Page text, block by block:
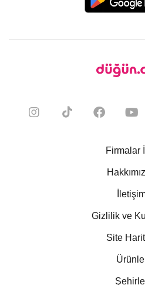
Firmalar
Gizlilik ve
Site